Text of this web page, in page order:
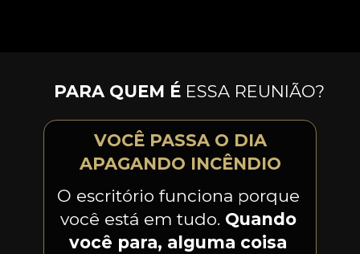
PARA QUEM É ESSA REUNIÃO?
APAGANDO INCÊNDIO
O escritório funciona porque
você está em tudo. Quando
você para, alguma coisa